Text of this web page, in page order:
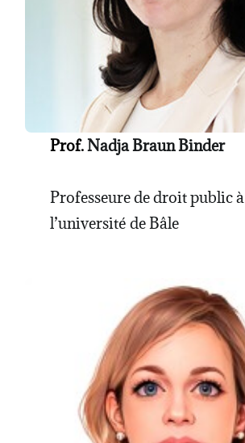
Prof.Nadja Braun Binder
Professeure de droit public à
l’université de Bâle